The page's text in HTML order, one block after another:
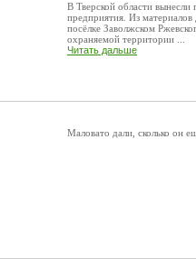
В Тверской области
предприятия. Из
посёлке Заволжском
охраняемой территории ...
Читать дальше
Маловато дали, сколько он